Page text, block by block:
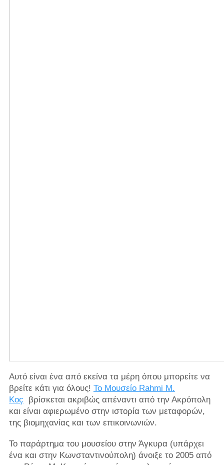
Αυτό είναι ένα από εκείνα τα μέρη όπου μπορείτε να
βρείτε κάτι για όλους! Το Μουσείο Rahmi M.
Koç βρίσκεται ακριβώς απέναντι από την Ακρόπολη
και είναι αφιερωμένο στην ιστορία των μεταφορών,
της βιομηχανίας και των επικοινωνιών.
Το παράρτημα του μουσείου στην Άγκυρα (υπάρχει
ένα και στην Κωνσταντινούπολη) άνοιξε το 2005 από